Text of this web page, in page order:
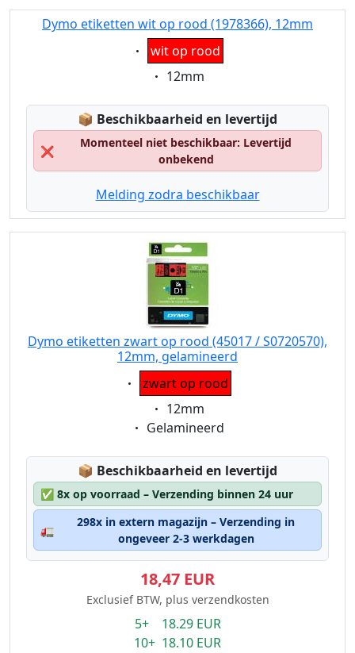
Dymo etiketten wit op rood (1978366), 12mm
Eigenschaft:
wit op rood
Eigenschaft:
12mm
📦 Lagerstatus:
Beschikbaarheid en levertijd
❌
Momenteel niet beschikbaar: Levertijd
onbekend
Melding zodra beschikbaar
Dymo etiketten zwart op rood (45017 / S0720570),
12mm, gelamineerd
Eigenschaft:
zwart op rood
Eigenschaft:
12mm
Eigenschaft:
Gelamineerd
📦 Lagerstatus:
Beschikbaarheid en levertijd
✅ 8x op voorraad – Verzending binnen 24 uur
🚛
298x in extern magazijn – Verzending in
ongeveer 2-3 werkdagen
18,47 EUR
Exclusief BTW, plus verzendkosten
5+ 18.29 EUR
10+ 18.10 EUR